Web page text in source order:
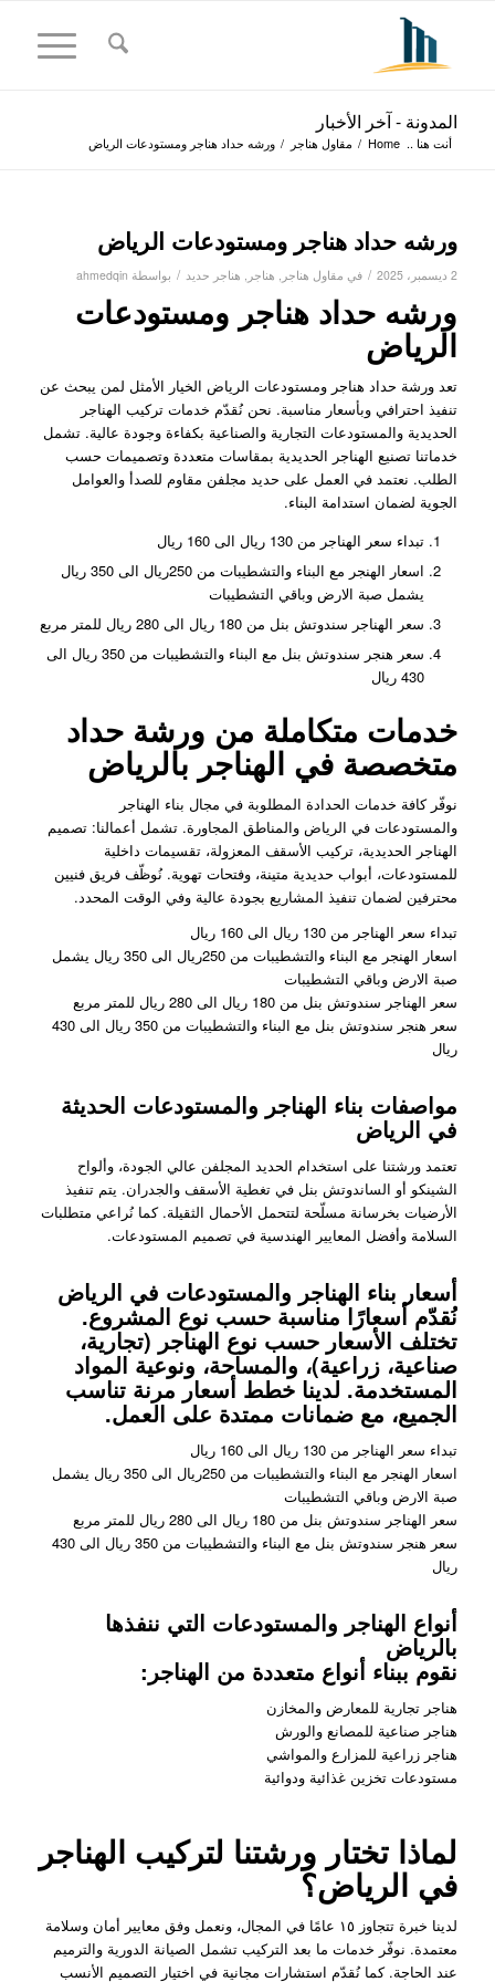
المدونة - آخر الأخبار
أنت هنا .. Home
/ مقاول هناجر / ورشه حداد هناجر ومستودعات الرياض
ورشه حداد هناجر ومستودعات الرياض
2 ديسمبر، 2025 / في مقاول هناجر , هناجر , هناجر حديد / بواسطة ahmedqin
ورشه حداد هناجر ومستودعات
الرياض
تعد ورشة حداد هناجر ومستودعات الرياض الخيار الأمثل لمن يبحث عن
تنفيذ احترافي وبأسعار مناسبة. نحن نُقدّم خدمات تركيب الهناجر
الحديدية والمستودعات التجارية والصناعية بكفاءة وجودة عالية. تشمل
خدماتنا تصنيع الهناجر الحديدية بمقاسات متعددة وتصميمات حسب
الطلب. نعتمد في العمل على حديد مجلفن مقاوم للصدأ والعوامل
الجوية لضمان استدامة البناء.
تبداء سعر الهناجر من 130 ريال الى 160 ريال
اسعار الهنجر مع البناء والتشطيبات من 250ريال الى 350 ريال
يشمل صبة الارض وباقي التشطيبات
سعر الهناجر سندوتش بنل من 180 ريال الى 280 ريال للمتر مربع
سعر هنجر سندوتش بنل مع البناء والتشطيبات من 350 ريال الى
430 ريال
خدمات متكاملة من ورشة حداد
متخصصة في الهناجر بالرياض
نوفّر كافة خدمات الحدادة المطلوبة في مجال بناء الهناجر
والمستودعات في الرياض والمناطق المجاورة. تشمل أعمالنا: تصميم
الهناجر الحديدية، تركيب الأسقف المعزولة، تقسيمات داخلية
للمستودعات، أبواب حديدية متينة، وفتحات تهوية. نُوظّف فريق فنيين
محترفين لضمان تنفيذ المشاريع بجودة عالية وفي الوقت المحدد.
تبداء سعر الهناجر من 130 ريال الى 160 ريال
اسعار الهنجر مع البناء والتشطيبات من 250ريال الى 350 ريال يشمل
صبة الارض وباقي التشطيبات
سعر الهناجر سندوتش بنل من 180 ريال الى 280 ريال للمتر مربع
سعر هنجر سندوتش بنل مع البناء والتشطيبات من 350 ريال الى 430
ريال
مواصفات بناء الهناجر والمستودعات الحديثة
في الرياض
تعتمد ورشتنا على استخدام الحديد المجلفن عالي الجودة، وألواح
الشينكو أو الساندوتش بنل في تغطية الأسقف والجدران. يتم تنفيذ
الأرضيات بخرسانة مسلّحة لتتحمل الأحمال الثقيلة. كما نُراعي متطلبات
السلامة وأفضل المعايير الهندسية في تصميم المستودعات.
أسعار بناء الهناجر والمستودعات في الرياض
نُقدّم أسعارًا مناسبة حسب نوع المشروع.
تختلف الأسعار حسب نوع الهناجر (تجارية،
صناعية، زراعية)، والمساحة، ونوعية المواد
المستخدمة. لدينا خطط أسعار مرنة تناسب
الجميع، مع ضمانات ممتدة على العمل.
تبداء سعر الهناجر من 130 ريال الى 160 ريال
اسعار الهنجر مع البناء والتشطيبات من 250ريال الى 350 ريال يشمل
صبة الارض وباقي التشطيبات
سعر الهناجر سندوتش بنل من 180 ريال الى 280 ريال للمتر مربع
سعر هنجر سندوتش بنل مع البناء والتشطيبات من 350 ريال الى 430
ريال
أنواع الهناجر والمستودعات التي ننفذها
بالرياض
نقوم ببناء أنواع متعددة من الهناجر:
هناجر تجارية للمعارض والمخازن
هناجر صناعية للمصانع والورش
هناجر زراعية للمزارع والمواشي
مستودعات تخزين غذائية ودوائية
لماذا تختار ورشتنا لتركيب الهناجر
في الرياض؟
لدينا خبرة تتجاوز ١٥ عامًا في المجال، ونعمل وفق معايير أمان وسلامة
معتمدة. نوفّر خدمات ما بعد التركيب تشمل الصيانة الدورية والترميم
عند الحاجة. كما نُقدّم استشارات مجانية في اختيار التصميم الأنسب